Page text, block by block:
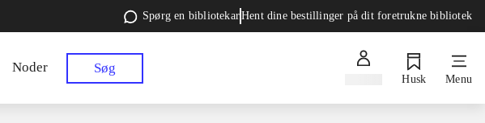
Spørg en bibliotekarHent dine bestillinger på dit foretrukne bibliotek
Noder Søg
Husk Menu